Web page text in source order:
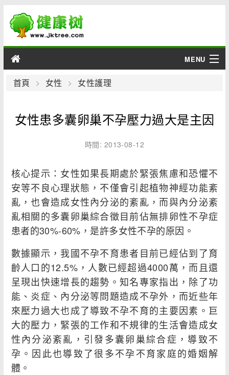
MENU
男性
綜合
疾病
首頁 女性 女性護理
女性患多囊卵巢不孕壓力過大是主因
時間: 2013-08-12
核心提示：女性如果長期處於緊張焦慮和恐懼不
安等不良心理狀態，不僅會引起植物神經功能紊
亂，也會造成女性內分泌的紊亂，而與內分泌紊
亂相關的多囊卵巢綜合徵目前佔無排卵性不孕症
患者的30%-60%，是許多女性不孕的原因。
數據顯示，我國不孕不育患者目前已經佔到了育
齡人口的12.5%，人數已經超過4000萬，而且還
呈現出快速增長的趨勢。知名專家指出，除了功
能、炎症、內分泌等問題造成不孕外，而近些年
來壓力過大也成了導致不孕不育的主要因素。巨
大的壓力，緊張的工作和不規律的生活會造成女
性內分泌紊亂，引發多囊卵巢綜合症，導致不
孕。因此也導致了很多不孕不育家庭的婚姻解
體。